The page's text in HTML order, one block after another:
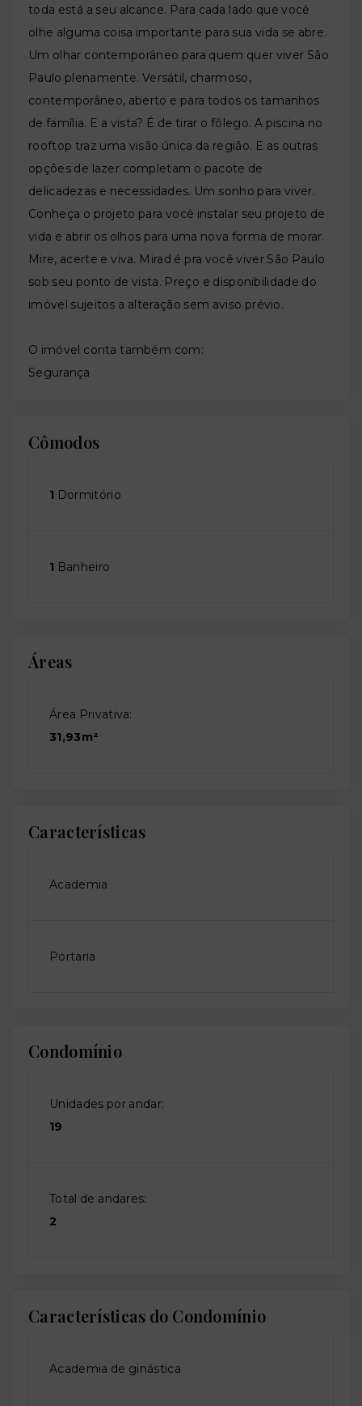
toda está a seu alcance. Para cada lado que você
olhe alguma coisa importante para sua vida se abre.
Um olhar contemporâneo para quem quer viver São
Paulo plenamente. Versátil, charmoso,
contemporâneo, aberto e para todos os tamanhos
de família. E a vista? É de tirar o fôlego. A piscina no
rooftop traz uma visão única da região. E as outras
opções de lazer completam o pacote de
delicadezas e necessidades. Um sonho para viver.
Conheça o projeto para você instalar seu projeto de
vida e abrir os olhos para uma nova forma de morar.
Mire, acerte e viva. Mirad é pra você viver São Paulo
sob seu ponto de vista. Preço e disponibilidade do
imóvel sujeitos a alteração sem aviso prévio.
O imóvel conta também com:
Segurança
Cômodos
1 Dormitório
1 Banheiro
Áreas
Área Privativa:
31,93m²
Características
Academia
Portaria
Condomínio
Unidades por andar:
19
Total de andares:
2
Características do Condomínio
Academia de ginástica